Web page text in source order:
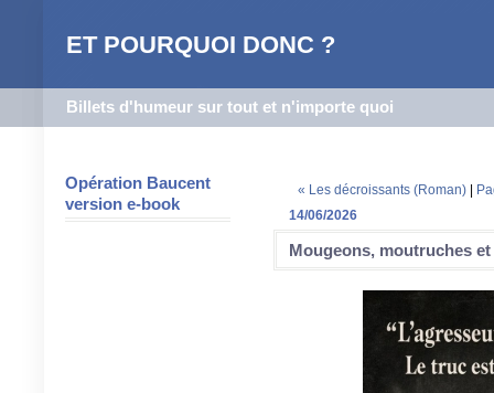
ET POURQUOI DONC ?
Billets d'humeur sur tout et n'importe quoi
Opération Baucent
version e-book
« Les décroissants (Roman)
14/06/2026
Mougeons, moutruches